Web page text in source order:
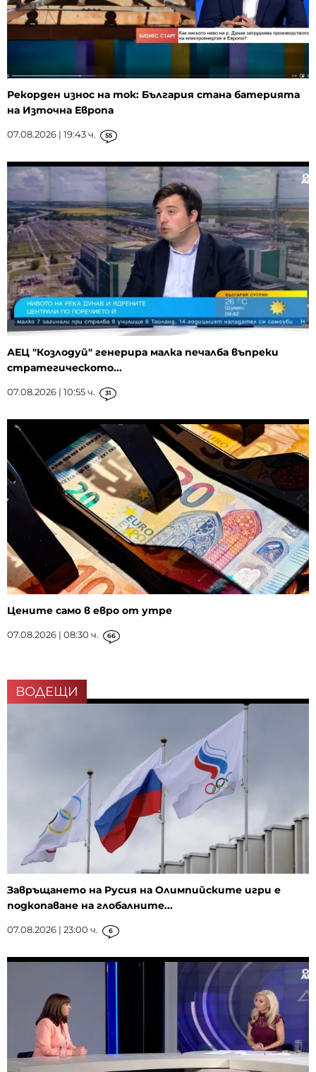
Рекорден износ на ток: България стана батерията
на Източна Европа
07.08.2026 | 19:43 ч. 55
АЕЦ "Козлодуй" генерира малка печалба въпреки
стратегическото...
07.08.2026 | 10:55 ч. 31
Цените само в евро от утре
07.08.2026 | 08:30 ч. 66
ВОДЕЩИ
Завръщането на Русия на Олимпийските игри е
подкопаване на глобалните...
07.08.2026 | 23:00 ч. 6